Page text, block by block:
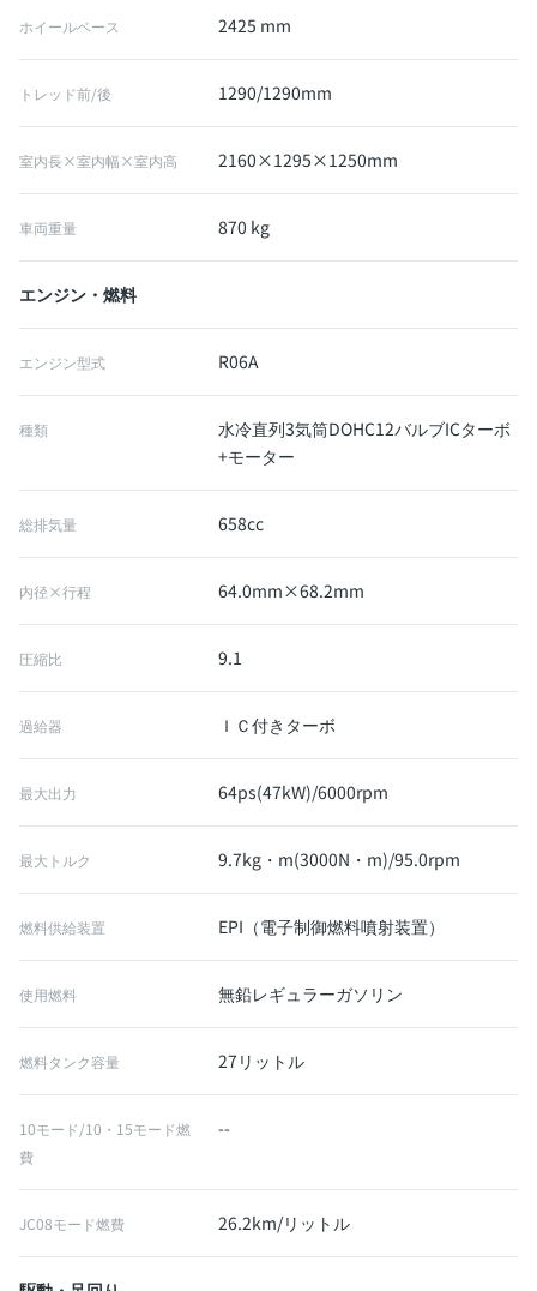
ホイールベース 2425 mm
トレッド前/後 1290/1290mm
室内長×室内幅×室内高 2160×1295×1250mm
車両重量 870 kg
エンジン・燃料
エンジン型式 R06A
種類
水冷直列3気筒DOHC12バルブICターボ
+モーター
総排気量 658cc
内径×行程 64.0mm×68.2mm
圧縮比 9.1
過給器 ＩＣ付きターボ
最大出力 64ps(47kW)/6000rpm
最大トルク 9.7kg・m(3000N・m)/95.0rpm
燃料供給装置 EPI（電子制御燃料噴射装置）
使用燃料 無鉛レギュラーガソリン
燃料タンク容量 27リットル
10モード/10・15モード燃
費
--
JC08モード燃費 26.2km/リットル